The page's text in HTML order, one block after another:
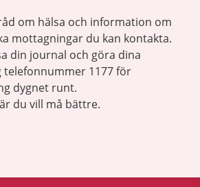
om hälsa och information om
mottagningar du kan kontakta.
din journal och göra dina
telefonnummer 1177 för
dygnet runt.
du vill må bättre.